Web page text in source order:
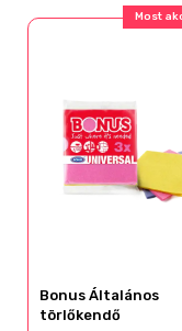
Most
Bonus Általános
törlőkendő